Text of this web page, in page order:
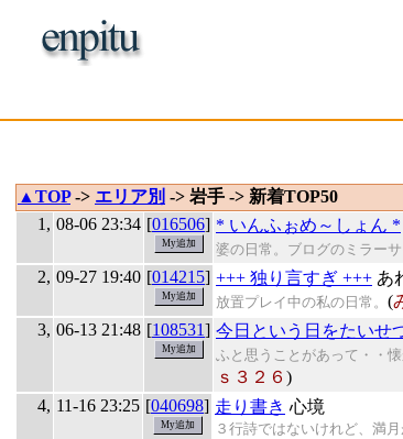
▲TOP-> エリア別 -> 岩手 -> 新着TOP50
1, 08-06 23:34 [016506] * いんふぉめ～しょん *
婆の日常。ブログのミラー
2, 09-27 19:40 [014215] +++ 独り言すぎ +++ あ
放置プレイ中の私の日常。 (
3, 06-13 21:48 [108531] 今日という日をたいせ
ふと思うことがあって・・
ｓ３２６ )
4, 11-16 23:25 [040698] 走り書き 心境
３行詩ではないけれど、満